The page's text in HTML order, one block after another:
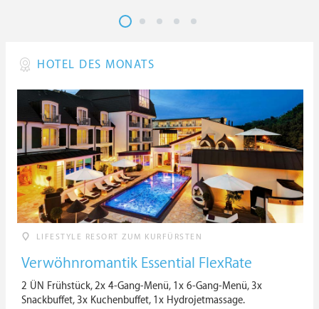
HOTEL DES MONATS
LIFESTYLE RESORT ZUM KURFÜRSTEN
Verwöhnromantik Essential FlexRate
2 ÜN Frühstück, 2x 4-Gang-Menü, 1x 6-Gang-Menü, 3x
Snackbuffet, 3x Kuchenbuffet, 1x Hydrojetmassage.